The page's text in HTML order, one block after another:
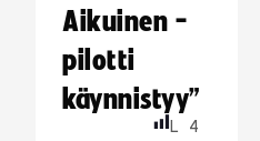
Aikuinen -
pilotti
käynnistyy”
L 4